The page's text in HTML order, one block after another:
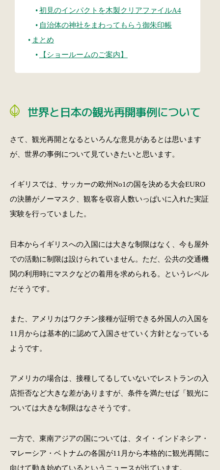
初見のインパクトを木製クリアファイルA4
自治体の神社をまわってもらう御朱印帳
まとめ
【ショールームのご案内】
世界と日本の観光再開事例について
さて、観光再開となるといろんな意見があるとは思います
が、世界の事例について見ていきたいと思います。
イギリスでは、サッカーの欧州No1の国を決める大会EURO
の決勝がノーマスク、観客を収容人数いっぱいに入れた実証
実験を行っていました。
日本からイギリスへの入国には大きな制限はなく、今も屋外
での活動に制限は設けられていません。ただ、公共の交通機
関の利用時にマスクなどの着用を求められる。というレベル
だそうです。
また、アメリカはワクチン接種が証明できる外国人の入国を
11月からは基本的に認めて入国させていく方針となっている
ようです。
アメリカの場合は、接種してるしていないでレストランの入
店拒否など大きな差がありますが、条件を満たせば「観光に
ついては大きな制限はなさそうです。
一方で、東南アジアの国については、タイ・インドネシア・
マレーシア・ベトナムの各国が11月から本格的に観光再開に
向けて動き始めているというニュースが出ています。